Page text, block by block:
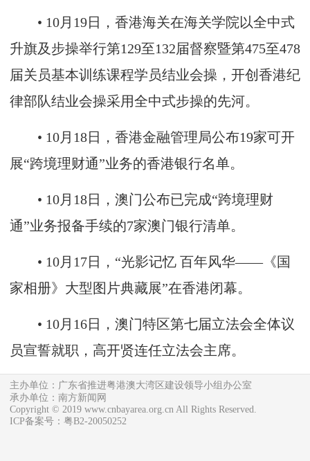
• 10月19日，香港海关在海关学院以全中式
升旗及步操举行第129至132届督察暨第475至478
届关员基本训练课程学员结业会操，开创香港纪
律部队结业会操采用全中式步操的先河。
• 10月18日，香港金融管理局公布19家可开
展“跨境理财通”业务的香港银行名单。
• 10月18日，澳门公布已完成“跨境理财
通”业务报备手续的7家澳门银行清单。
• 10月17日，“光影记忆 百年风华——《国
家相册》大型图片典藏展”在香港闭幕。
• 10月16日，澳门特区第七届立法会全体议
员宣誓就职，高开贤连任立法会主席。
主办单位：广东省推进粤港澳大湾区建设领导小组办公室
承办单位：南方新闻网
Copyright © 2019 www.cnbayarea.org.cn All Rights Reserved.
ICP备案号：粤B2-20050252